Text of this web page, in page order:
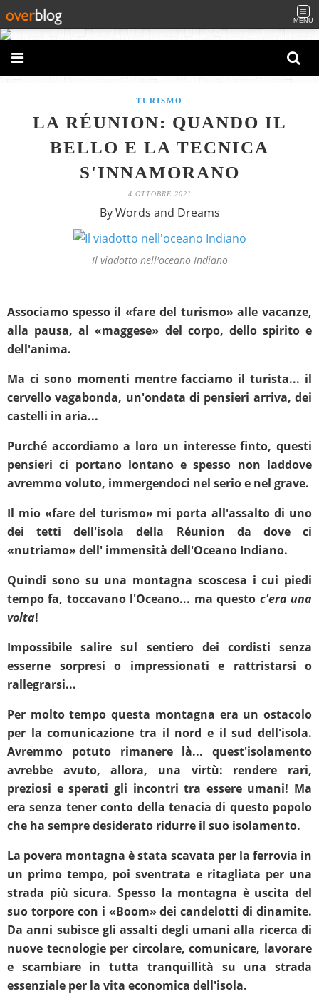
MENU
TURISMO
LA RÉUNION: QUANDO IL
BELLO E LA TECNICA
S'INNAMORANO
4 OTTOBRE 2021
By Words and Dreams
Il viadotto nell'oceano Indiano
Associamo spesso il «fare del turismo» alle vacanze,
alla pausa, al «maggese» del corpo, dello spirito e
dell'anima.
Ma ci sono momenti mentre facciamo il turista... il
cervello vagabonda, un'ondata di pensieri arriva, dei
castelli in aria...
Purché accordiamo a loro un interesse finto, questi
pensieri ci portano lontano e spesso non laddove
avremmo voluto, immergendoci nel serio e nel grave.
Il mio «fare del turismo» mi porta all'assalto di uno
dei tetti dell'isola della Réunion da dove ci
«nutriamo» dell' immensità dell'Oceano Indiano.
Quindi sono su una montagna scoscesa i cui piedi
tempo fa, toccavano l'Oceano... ma questo c'era una
volta!
Impossibile salire sul sentiero dei cordisti senza
esserne sorpresi o impressionati e rattristarsi o
rallegrarsi...
Per molto tempo questa montagna era un ostacolo
per la comunicazione tra il nord e il sud dell'isola.
Avremmo potuto rimanere là... quest'isolamento
avrebbe avuto, allora, una virtù: rendere rari,
preziosi e sperati gli incontri tra essere umani! Ma
era senza tener conto della tenacia di questo popolo
che ha sempre desiderato ridurre il suo isolamento.
La povera montagna è stata scavata per la ferrovia in
un primo tempo, poi sventrata e ritagliata per una
strada più sicura. Spesso la montagna è uscita del
suo torpore con i «Boom» dei candelotti di dinamite.
Da anni subisce gli assalti degli umani alla ricerca di
nuove tecnologie per circolare, comunicare, lavorare
e scambiare in tutta tranquillità su una strada
essenziale per la vita economica dell'isola.